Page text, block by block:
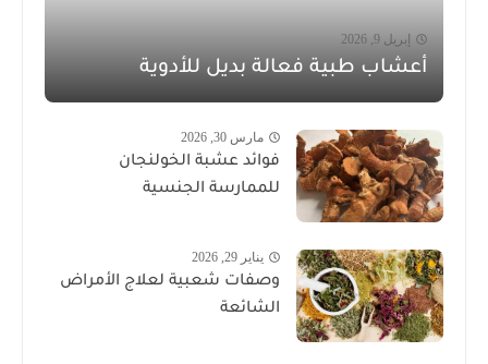
إبريل 9, 2026
أعشاب طبية فعالة بديل للأدوية
مارس 30, 2026
فوائد عشبة الخولنجان
للممارسة الجنسية
يناير 29, 2026
وصفات شعبية لعلاج الأمراض
الشائعة